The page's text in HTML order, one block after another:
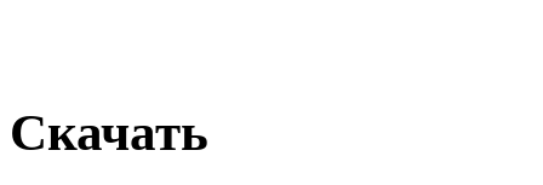
Скачать